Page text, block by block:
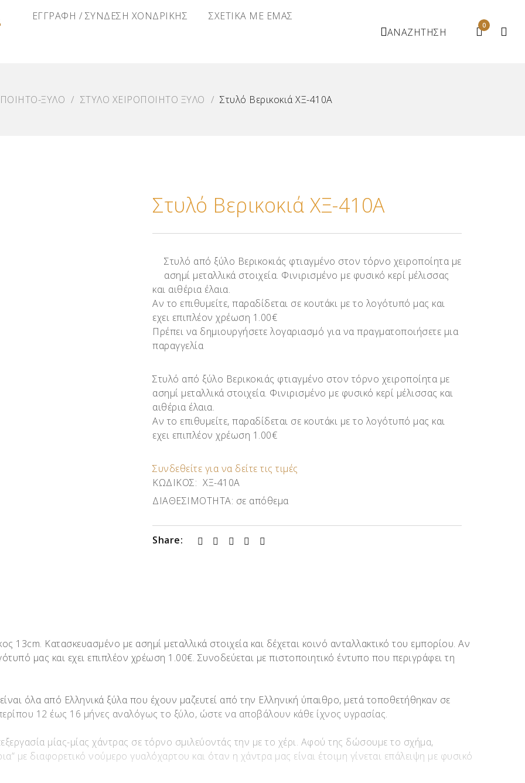
ΕΓΓΡΑΦΗ / ΣΥΝΔΕΣΗ ΧΟΝΔΡΙΚΗΣ ΣΧΕΤΙΚΑ ΜΕ ΕΜΑΣ
0
ΑΝΑΖΗΤΗΣΗ
ΞΥΛΟ / ΣΤΥΛΟ ΧΕΙΡΟΠΟΙΗΤΟ ΞΥΛΟ / Στυλό Βερικοκιά ΧΞ-410Α
Στυλό Βερικοκιά ΧΞ-410Α
Στυλό από ξύλο Βερικοκιάς φτιαγμένο στον τόρνο χειροποίητα με
ασημί μεταλλικά στοιχεία. Φινιρισμένο με φυσικό κερί μέλισσας
και αιθέρια έλαια.
Αν το επιθυμείτε, παραδίδεται σε κουτάκι με το λογότυπό μας και
εχει επιπλέον χρέωση 1.00€
Πρέπει να δημιουργήσετε λογαριασμό για να πραγματοποιήσετε μια
παραγγελία
Στυλό από ξύλο Βερικοκιάς φτιαγμένο στον τόρνο χειροποίητα με
ασημί μεταλλικά στοιχεία. Φινιρισμένο με φυσικό κερί μέλισσας και
αιθέρια έλαια.
Αν το επιθυμείτε, παραδίδεται σε κουτάκι με το λογότυπό μας και
εχει επιπλέον χρέωση 1.00€
Συνδεθείτε για να δείτε τις τιμές
ΚΩΔΙΚΟΣ: ΧΞ-410Α
ΔΙΑΘΕΣΙΜΟΤΗΤΑ: σε απόθεμα
Share:
13cm. Kατασκευασμένο με ασημί μεταλλικά στοιχεία και δέχεται κοινό ανταλλακτικό του εμπορίου. Αν
μας και εχει επιπλέον χρέωση 1.00€. Συνοδεύεται με πιστοποιητικό έντυπο που περιγράφει τη
όλα από Ελληνικά ξύλα που έχουν μαζευτεί από την Ελληνική ύπαιθρο, μετά τοποθετήθηκαν σε
12 έως 16 μήνες αναλόγως το ξύλο, ώστε να αποβάλουν κάθε ίχνος υγρασίας.
μίας-μίας χάντρας σε τόρνο σμιλεύοντάς την με το χέρι. Αφού της δώσουμε το σχήμα,
με διαφορετικό νούμερο γυαλόχαρτου και όταν η χάντρα μας είναι έτοιμη γίνεται επάλειψη με φυσικό